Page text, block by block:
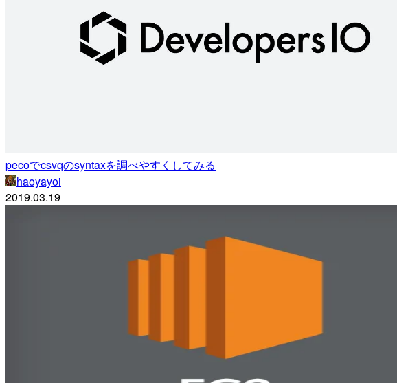
pecoでcsvqのsyntaxを調べやすくしてみる
haoyayoi
2019.03.19